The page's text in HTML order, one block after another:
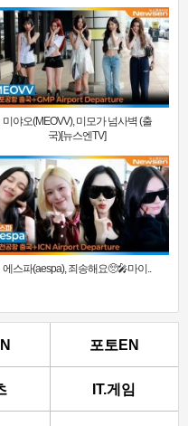
미야오(MEOVV), 미모가 넘사벽 (출
국)[뉴스엔TV]
에스파(aespa), 죄송해요🥺🎤마이..
포토EN
IT.게임